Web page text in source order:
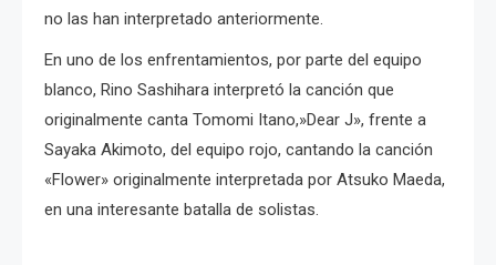
no las han interpretado anteriormente.
En uno de los enfrentamientos, por parte del equipo
blanco, Rino Sashihara interpretó la canción que
originalmente canta Tomomi Itano,»Dear J», frente a
Sayaka Akimoto, del equipo rojo, cantando la canción
«Flower» originalmente interpretada por Atsuko Maeda,
en una interesante batalla de solistas.